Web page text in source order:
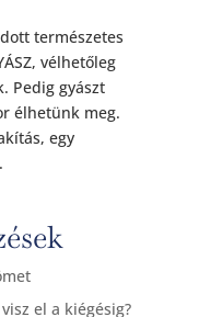
természetes
vélhetőleg
Pedig gyászt
élhetünk meg.
egy
el a kiégésig?